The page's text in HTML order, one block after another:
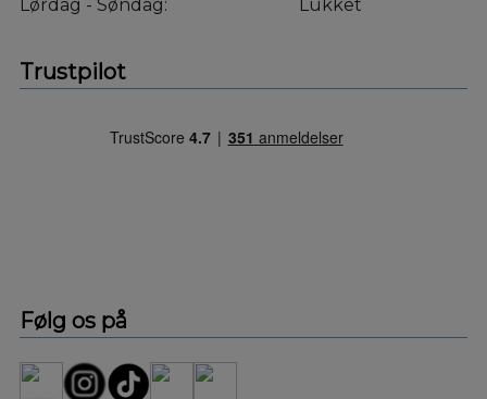
Lørdag - Søndag:
Lukket
Trustpilot
Følg os på